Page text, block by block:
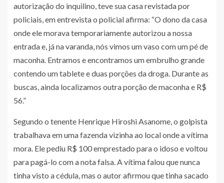
autorização do inquilino, teve sua casa revistada por
policiais, em entrevista o policial afirma: “O dono da casa
onde ele morava temporariamente autorizou a nossa
entrada e, já na varanda, nós vimos um vaso com um pé de
maconha. Entramos e encontramos um embrulho grande
contendo um tablete e duas porções da droga. Durante as
buscas, ainda localizamos outra porção de maconha e R$
56.”
Segundo o tenente Henrique Hiroshi Asanome, o golpista
trabalhava em uma fazenda vizinha ao local onde a vítima
mora. Ele pediu R$ 100 emprestado para o idoso e voltou
para pagá-lo com a nota falsa. A vítima falou que nunca
tinha visto a cédula, mas o autor afirmou que tinha sacado